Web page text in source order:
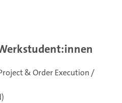
& Order Execution /